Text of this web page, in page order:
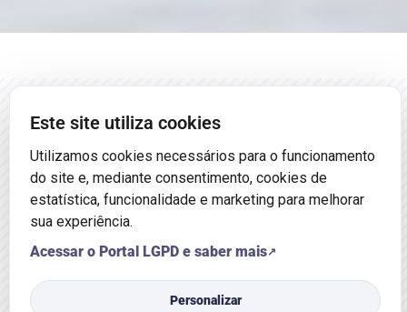
ÚLTIMASNOTÍCIAS
Fique por dentro dos principais acontecimentos da Câmara de
Soledade
Este site utiliza cookies
Utilizamos cookies necessários para o funcionamento
do site e, mediante consentimento, cookies de
estatística, funcionalidade e marketing para melhorar
sua experiência.
Acessar o Portal LGPD e saber mais
Personalizar